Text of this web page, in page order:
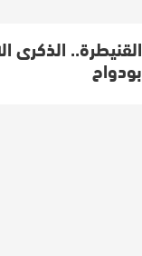
القنيطرة.. الذكرى
بودواح